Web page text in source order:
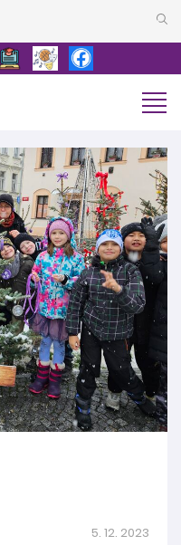
5. 12. 2023